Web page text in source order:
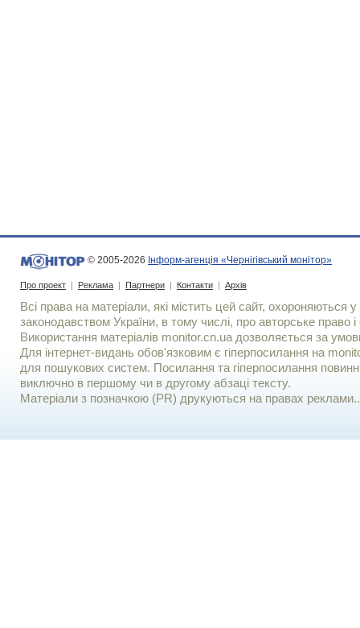
© 2005-2026 Інформ-агенція «Чернігівський монітор»
Про проект | Реклама | Партнери | Контакти | Архів
Всі права на матеріали, які містить цей сайт, охороняються у
законодавством України, в тому числі, про авторське право і
Використання матерiалiв monitor.cn.ua дозволяється за
Для iнтернет-видань обов'язковим є гiперпосилання на
для пошукових систем. Посилання та гіперпосилання
виключно в першому чи в другому абзаці тексту.
Матеріали з позначкою (PR) друкуються на правах реклами..